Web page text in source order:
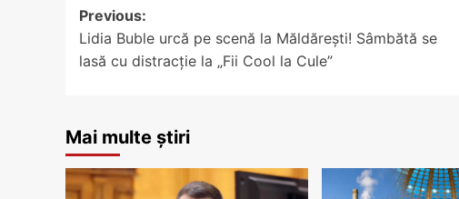
Post
navigation
Previous:
Lidia Buble urcă pe scenă la Măldărești! Sâmbătă se
lasă cu distracție la „Fii Cool la Cule”
Mai multe știri